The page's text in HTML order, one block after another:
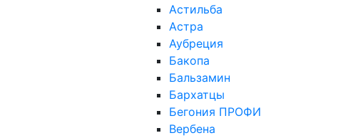
Астильба
Астра
Аубреция
Бакопа
Бальзамин
Бархатцы
Бегония ПРОФИ
Вербена